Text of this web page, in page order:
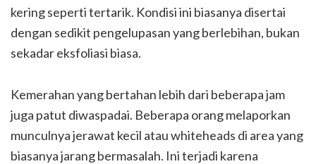
kering seperti tertarik. Kondisi ini biasanya disertai
dengan sedikit pengelupasan yang berlebihan, bukan
sekadar eksfoliasi biasa.
Kemerahan yang bertahan lebih dari beberapa jam
juga patut diwaspadai. Beberapa orang melaporkan
munculnya jerawat kecil atau whiteheads di area yang
biasanya jarang bermasalah. Ini terjadi karena